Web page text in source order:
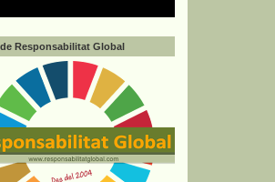
Responsabilitat Global